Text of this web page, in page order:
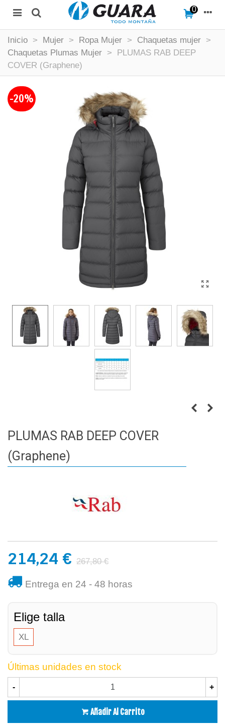
0
Inicio > Mujer > Ropa Mujer > Chaquetas mujer >
Chaquetas Plumas Mujer >
PLUMAS RAB DEEP
COVER (Graphene)
-20%
PLUMAS RAB DEEP COVER
(Graphene)
214,24 € 267,80 €
Entrega en 24 - 48 horas
Elige talla
XL
Últimas unidades en stock
- +
Añadir Al Carrito